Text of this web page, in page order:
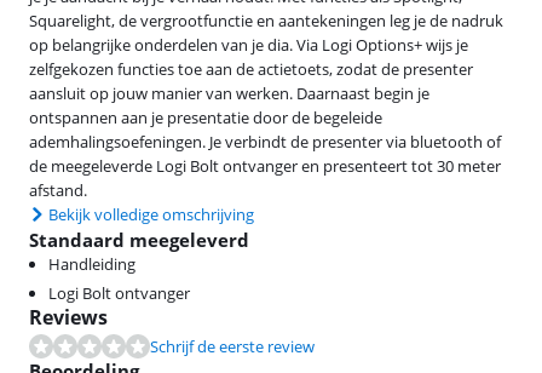
Squarelight, de vergrootfunctie en aantekeningen leg je de nadruk
op belangrijke onderdelen van je dia. Via Logi Options+ wijs je
zelfgekozen functies toe aan de actietoets, zodat de presenter
aansluit op jouw manier van werken. Daarnaast begin je
ontspannen aan je presentatie door de begeleide
ademhalingsoefeningen. Je verbindt de presenter via bluetooth of
de meegeleverde Logi Bolt ontvanger en presenteert tot 30 meter
afstand.
Bekijk volledige omschrijving
Standaard meegeleverd
Handleiding
Logi Bolt ontvanger
Reviews
Schrijf de eerste review